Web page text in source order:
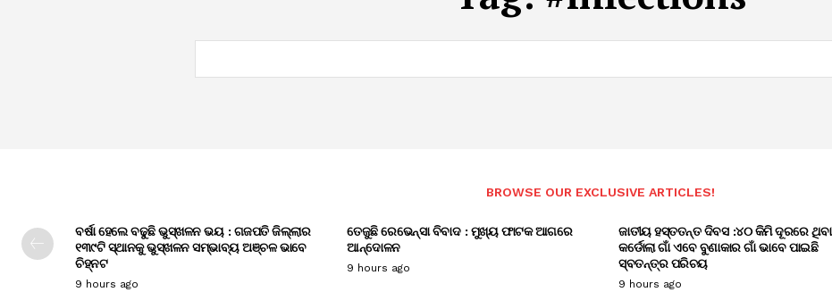
BROWSE OUR EXCLUSIVE ARTICLES!
ବର୍ଷା ହେଲେ ବଢୁଛି ଭୁସ୍ଖଳନ ଭୟ : ଗଜପତି ଜିଲ୍ଲାର
୧୩୯ଟି ସ୍ଥାନକୁ ଭୁସ୍ଖଳନ ସମ୍ଭାବ୍ୟ ଅଞ୍ଚଳ ଭାବେ
ଚିହ୍ନଟ
9 hours ago
ତେଜୁଛି ରେଭେନ୍ସା ବିବାଦ : ମୁଖ୍ୟ ଫାଟକ ଆଗରେ
ଆନ୍ଦୋଳନ
9 hours ago
ଜାତୀୟ ହସ୍ତତନ୍ତ ଦିବସ :୪୦ କିମି ଦୂରରେ ଥିବା
କର୍ଡୋଲା ଗାଁ ଏବେ ବୁଣାକାର ଗାଁ ଭାବେ ପାଇଛି
ସ୍ବତନ୍ତ୍ର ପରିଚୟ
9 hours ago